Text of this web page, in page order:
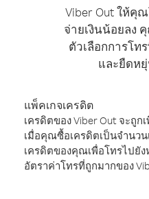
Viber Out ให้คุ
จ่ายเงินน้อยลง
ตัวเลือกการโท
และยืดห
แพ็คเกจเครดิต
เครดิตของ Viber Out จะถู
เมื่อคุณซื้อเครดิตเป็นจำนว
เครดิตของคุณเพื่อโทรไปยั
อัตราค่าโทรที่ถูกมากของ